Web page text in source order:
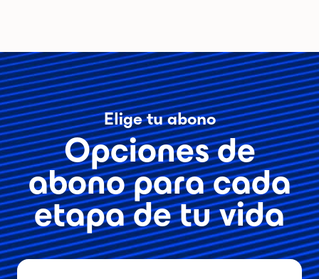
Elige tu abono
Opciones de
abono para cada
etapa de tu vida